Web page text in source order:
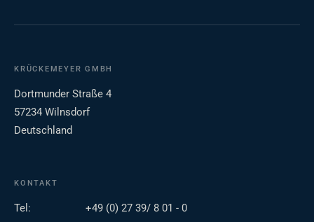
KRÜCKEMEYER GMBH
Dortmunder Straße 4
57234 Wilnsdorf
Deutschland
KONTAKT
Tel:
+49 (0) 27 39/ 8 01 - 0